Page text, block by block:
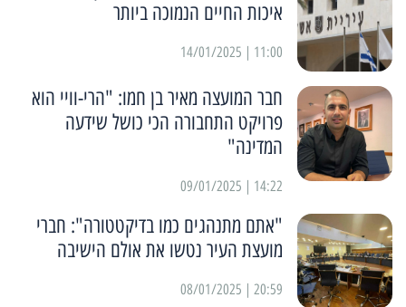
איכות החיים הנמוכה ביותר
11:00 | 14/01/2025
חבר המועצה מאיר בן חמו: "הרי-וויי הוא
פרויקט התחבורה הכי כושל שידעה
המדינה"
14:22 | 09/01/2025
"אתם מתנהגים כמו בדיקטטורה": חברי
מועצת העיר נטשו את אולם הישיבה
20:59 | 08/01/2025